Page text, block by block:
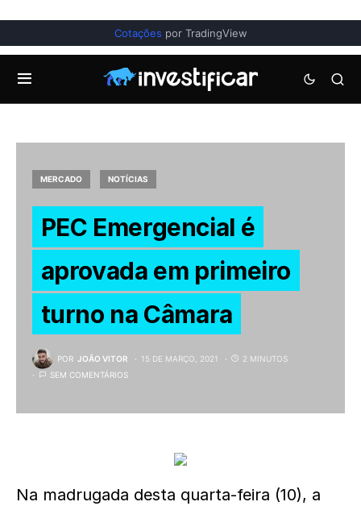
Cotações por TradingView
MERCADO NOTÍCIAS
PEC Emergencial é
aprovada em primeiro
turno na Câmara
POR JOÃO VITOR 15 DE MARÇO, 2021
2 MINUTOS
SEM COMENTÁRIOS
Na madrugada desta quarta-feira (10), a